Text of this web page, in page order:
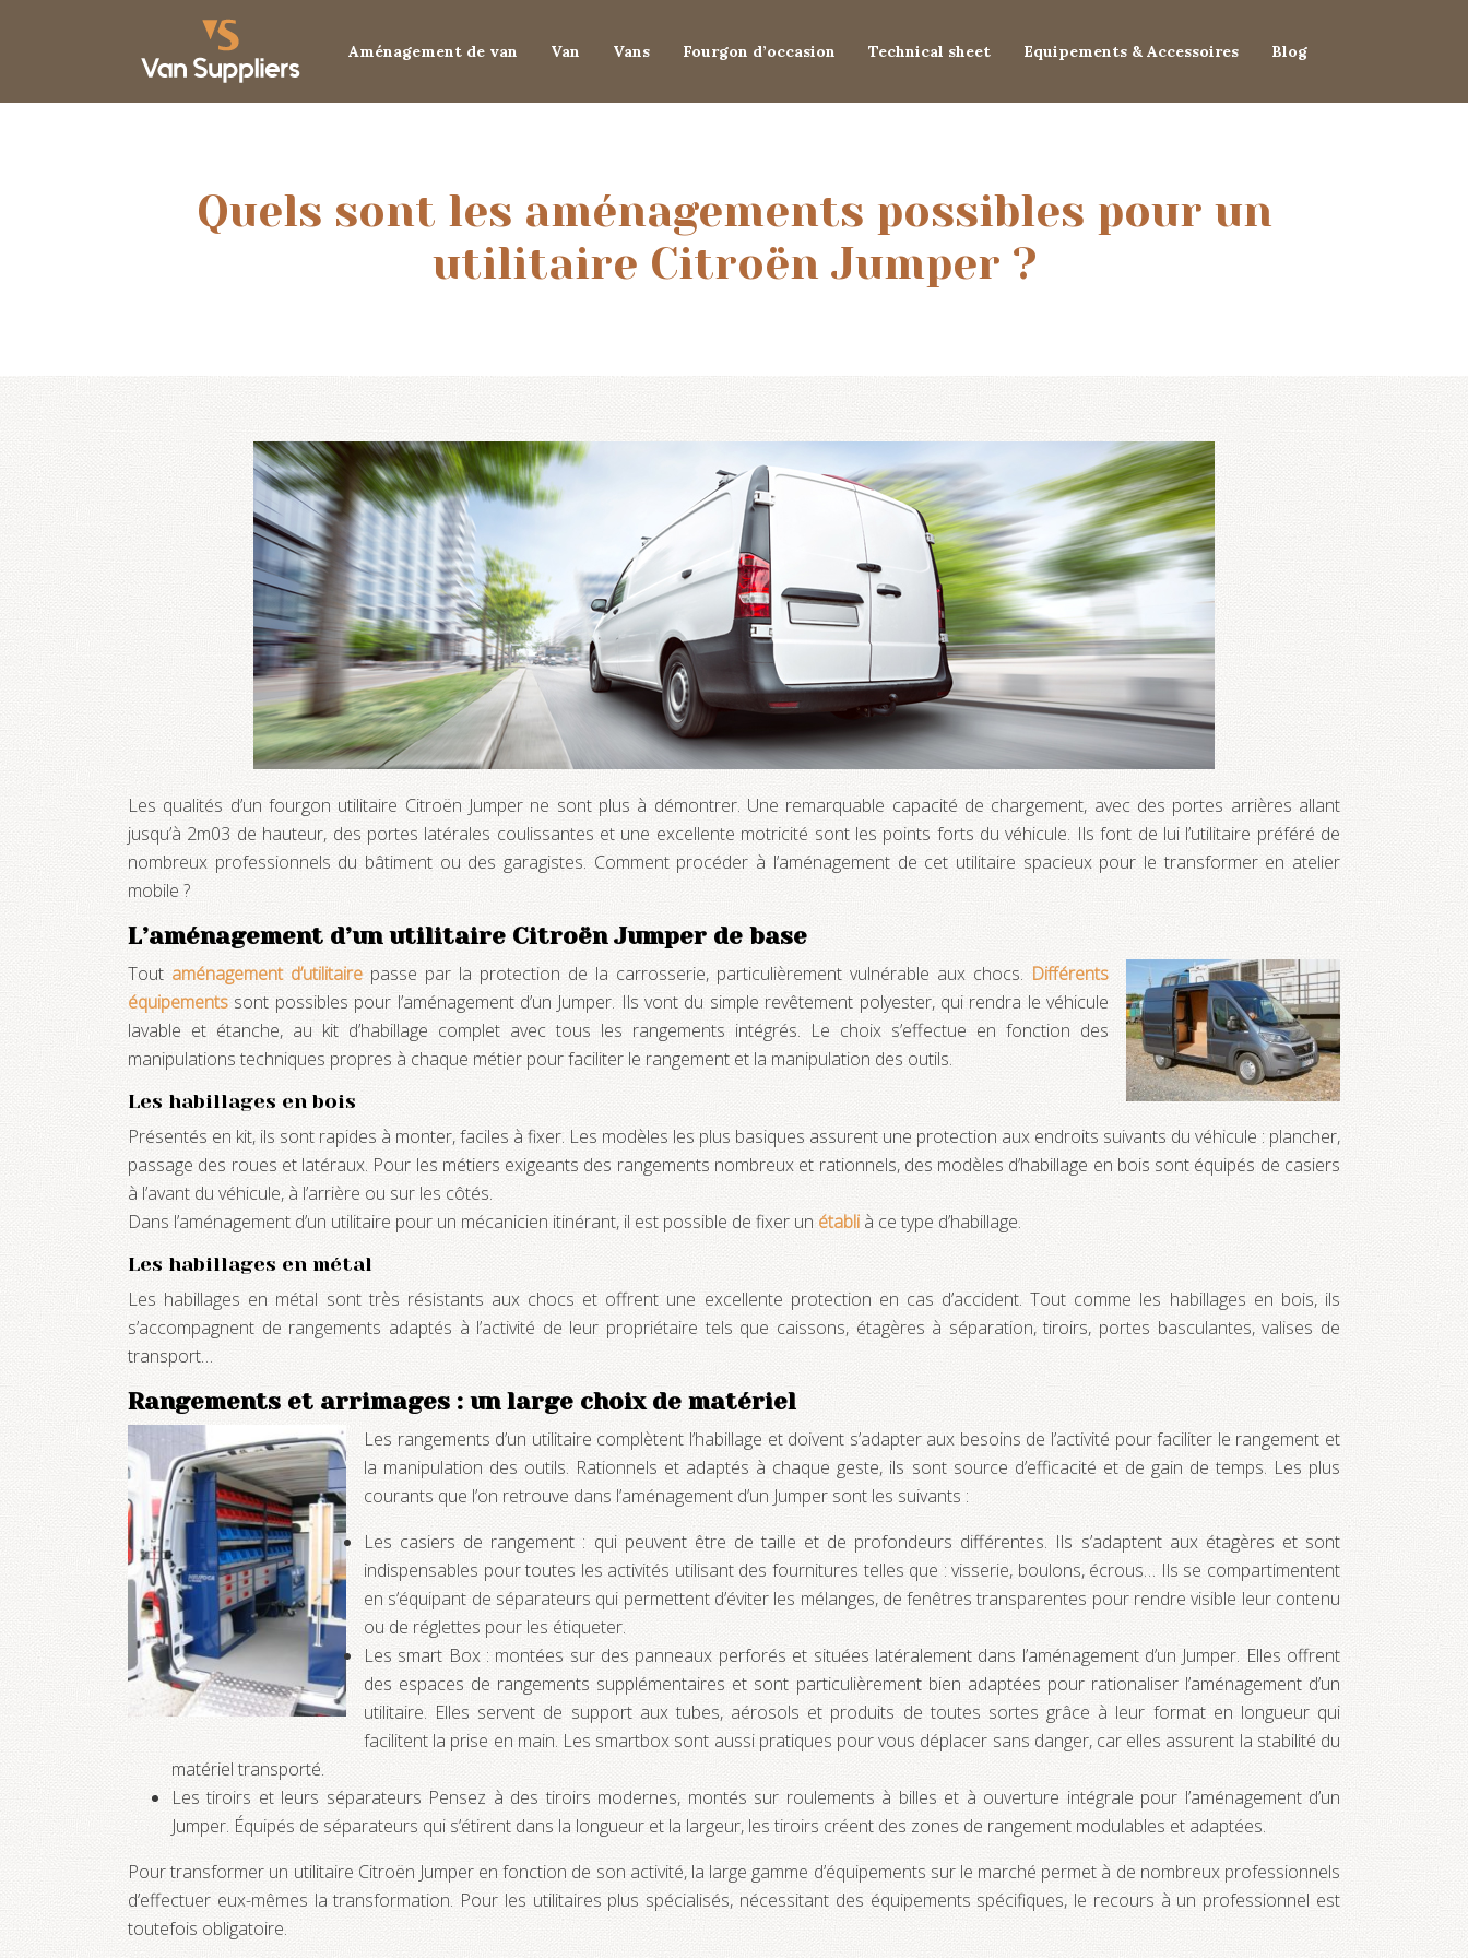
Aménagement de van Van Vans Fourgon d’occasion Technical sheet Equipements & Accessoires Blog
Quels sont les aménagements possibles pour un
utilitaire Citroën Jumper ?
Les qualités d’un fourgon utilitaire Citroën Jumper ne sont plus à démontrer. Une remarquable capacité de chargement, avec des portes arrières allant
jusqu’à 2m03 de hauteur, des portes latérales coulissantes et une excellente motricité sont les points forts du véhicule. Ils font de lui l’utilitaire préféré de
nombreux professionnels du bâtiment ou des garagistes. Comment procéder à l’aménagement de cet utilitaire spacieux pour le transformer en atelier
mobile ?
L’aménagement d’un utilitaire Citroën Jumper de base
Tout aménagement d’utilitaire passe par la protection de la carrosserie, particulièrement vulnérable aux chocs. Différents
équipements sont possibles pour l’aménagement d’un Jumper. Ils vont du simple revêtement polyester, qui rendra le véhicule
lavable et étanche, au kit d’habillage complet avec tous les rangements intégrés. Le choix s’effectue en fonction des
manipulations techniques propres à chaque métier pour faciliter le rangement et la manipulation des outils.
Les habillages en bois
Présentés en kit, ils sont rapides à monter, faciles à fixer. Les modèles les plus basiques assurent une protection aux endroits suivants du véhicule : plancher,
passage des roues et latéraux. Pour les métiers exigeants des rangements nombreux et rationnels, des modèles d’habillage en bois sont équipés de casiers
à l’avant du véhicule, à l’arrière ou sur les côtés.
Dans l’aménagement d’un utilitaire pour un mécanicien itinérant, il est possible de fixer un établi à ce type d’habillage.
Les habillages en métal
Les habillages en métal sont très résistants aux chocs et offrent une excellente protection en cas d’accident. Tout comme les habillages en bois, ils
s’accompagnent de rangements adaptés à l’activité de leur propriétaire tels que caissons, étagères à séparation, tiroirs, portes basculantes, valises de
transport…
Rangements et arrimages : un large choix de matériel
Les rangements d’un utilitaire complètent l’habillage et doivent s’adapter aux besoins de l’activité pour faciliter le rangement et
la manipulation des outils. Rationnels et adaptés à chaque geste, ils sont source d’efficacité et de gain de temps. Les plus
courants que l’on retrouve dans l’aménagement d’un Jumper sont les suivants :
Les casiers de rangement : qui peuvent être de taille et de profondeurs différentes. Ils s’adaptent aux étagères et sont
indispensables pour toutes les activités utilisant des fournitures telles que : visserie, boulons, écrous… Ils se compartimentent
en s’équipant de séparateurs qui permettent d’éviter les mélanges, de fenêtres transparentes pour rendre visible leur contenu
ou de réglettes pour les étiqueter.
Les smart Box : montées sur des panneaux perforés et situées latéralement dans l’aménagement d’un Jumper. Elles offrent
des espaces de rangements supplémentaires et sont particulièrement bien adaptées pour rationaliser l’aménagement d’un
utilitaire. Elles servent de support aux tubes, aérosols et produits de toutes sortes grâce à leur format en longueur qui
facilitent la prise en main. Les smartbox sont aussi pratiques pour vous déplacer sans danger, car elles assurent la stabilité du
matériel transporté.
Les tiroirs et leurs séparateurs Pensez à des tiroirs modernes, montés sur roulements à billes et à ouverture intégrale pour l’aménagement d’un
Jumper. Équipés de séparateurs qui s’étirent dans la longueur et la largeur, les tiroirs créent des zones de rangement modulables et adaptées.
Pour transformer un utilitaire Citroën Jumper en fonction de son activité, la large gamme d’équipements sur le marché permet à de nombreux professionnels
d’effectuer eux-mêmes la transformation. Pour les utilitaires plus spécialisés, nécessitant des équipements spécifiques, le recours à un professionnel est
toutefois obligatoire.